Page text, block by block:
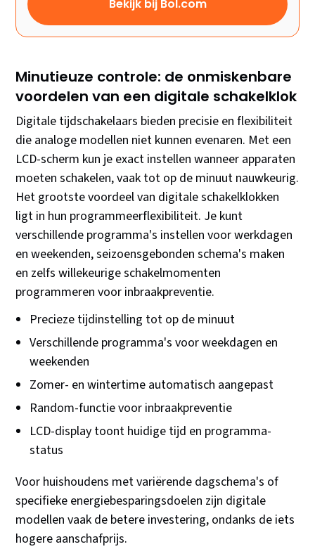
Bekijk bij Bol.com
Minutieuze controle: de onmiskenbare
voordelen van een digitale schakelklok
Digitale tijdschakelaars bieden precisie en flexibiliteit
die analoge modellen niet kunnen evenaren. Met een
LCD-scherm kun je exact instellen wanneer apparaten
moeten schakelen, vaak tot op de minuut nauwkeurig.
Het grootste voordeel van digitale schakelklokken
ligt in hun programmeerflexibiliteit. Je kunt
verschillende programma's instellen voor werkdagen
en weekenden, seizoensgebonden schema's maken
en zelfs willekeurige schakelmomenten
programmeren voor inbraakpreventie.
Precieze tijdinstelling tot op de minuut
Verschillende programma's voor weekdagen en
weekenden
Zomer- en wintertime automatisch aangepast
Random-functie voor inbraakpreventie
LCD-display toont huidige tijd en programma-
status
Voor huishoudens met variërende dagschema's of
specifieke energiebesparingsdoelen zijn digitale
modellen vaak de betere investering, ondanks de iets
hogere aanschafprijs.